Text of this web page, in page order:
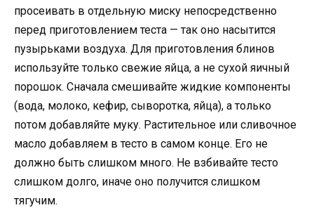
просеивать в отдельную миску непосредственно
перед приготовлением теста — так оно насытится
пузырьками воздуха. Для приготовления блинов
используйте только свежие яйца, а не сухой яичный
порошок. Сначала смешивайте жидкие компоненты
(вода, молоко, кефир, сыворотка, яйца), а только
потом добавляйте муку. Растительное или сливочное
масло добавляем в тесто в самом конце. Его не
должно быть слишком много. Не взбивайте тесто
слишком долго, иначе оно получится слишком
тягучим.